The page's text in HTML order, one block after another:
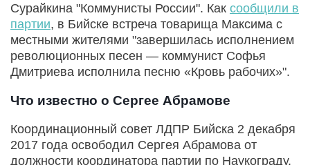
Сурайкина "Коммунисты России". Как сообщили в
партии, в Бийске встреча товарища Максима с
местными жителями "завершилась исполнением
революционных песен — коммунист Софья
Дмитриева исполнила песню «Кровь рабочих»".
Что известно о Сергее Абрамове
Координационный совет ЛДПР Бийска 2 декабря
2017 года освободил Сергея Абрамова от
должности координатора партии по Наукограду,